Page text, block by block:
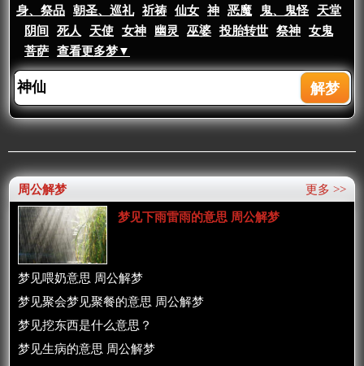
身、祭品
朝圣、巡礼 祈祷 仙女 神 恶魔 鬼、鬼怪
天堂
阴间
死人 天使 女神 幽灵 巫婆 投胎转世 祭神
女鬼
菩萨
查看更多梦▼
更多 >>
周公解梦
梦见下雨雷雨的意思 周公解梦
梦见喂奶意思 周公解梦
梦见聚会梦见聚餐的意思 周公解梦
梦见挖东西是什么意思？
梦见生病的意思 周公解梦